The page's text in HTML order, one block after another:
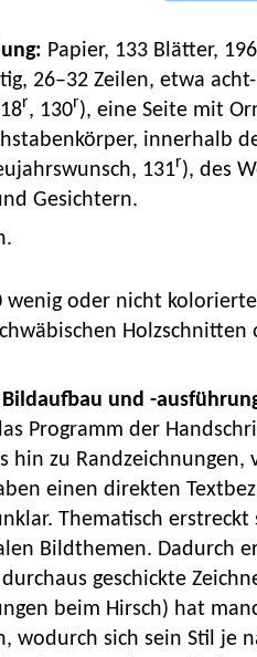
Papier, 133 Blätter,
26–32 Zeilen, etwa
r, 130r), eine Seite mit
innerhalb
131r), des
Gesichtern.
wenig oder nicht
und -
Programm der
hin zu
einen direkten
Thematisch
Bildthemen. Dadurch
geschickte
beim Hirsch) hat
wodurch sich sein Stil je